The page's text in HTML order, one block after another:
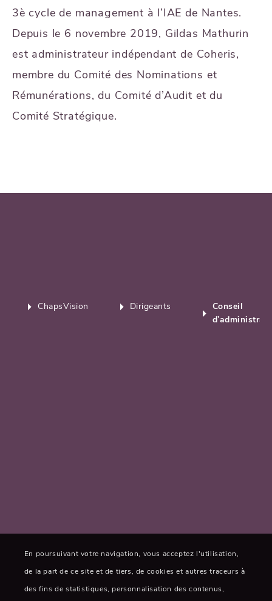
3è cycle de management à l’IAE de Nantes.
Depuis le 6 novembre 2019, Gildas Mathurin
est administrateur indépendant de Coheris,
membre du Comité des Nominations et
Rémunérations, du Comité d’Audit et du
Comité Stratégique.
ChapsVision Dirigeants
Conseil
En poursuivant votre navigation, vous acceptez l'utilisation,
de la part de ce site et de tiers, de cookies et autres traceurs à
des fins de statistiques, personnalisation des contenus,